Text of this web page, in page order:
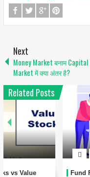
Next
Money Market बनाम Capital
Market में क्या अंतर है?
Related Posts
Conservatism Accounting